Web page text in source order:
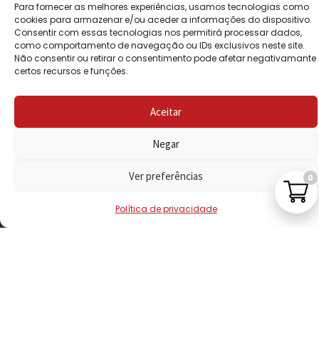
Para fornecer as melhores experiências, usamos tecnologias como
cookies para armazenar e/ou aceder a informações do dispositivo.
Consentir com essas tecnologias nos permitirá processar dados,
como comportamento de navegação ou IDs exclusivos neste site.
Não consentir ou retirar o consentimento pode afetar negativamante
certos recursos e funções.
Aceitar
Negar
Ver preferências
Política de privacidade
POLÍTICA DE
PRIVACIDADE
POLÍTICA DE
REEMBOLSO
LIVRO DE
0